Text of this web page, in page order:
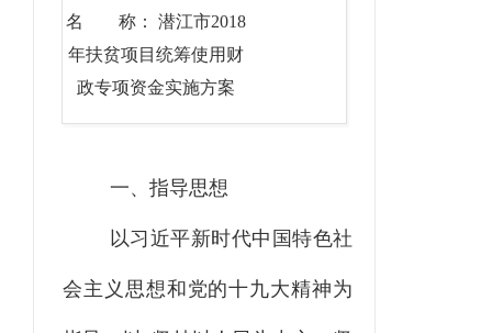
名 称： 潜江市2018
年扶贫项目统筹使用财
政专项资金实施方案
一、指导思想
以习近平新时代中国特色社
会主义思想和党的十九大精神为